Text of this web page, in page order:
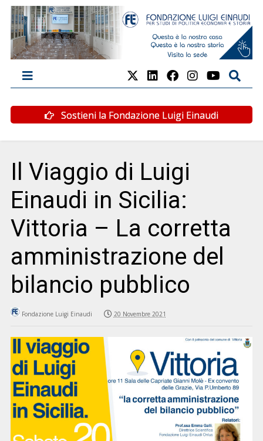
Sostieni la Fondazione Luigi Einaudi
Il Viaggio di Luigi
Einaudi in Sicilia:
Vittoria – La corretta
amministrazione del
bilancio pubblico
Fondazione Luigi Einaudi 20 Novembre 2021